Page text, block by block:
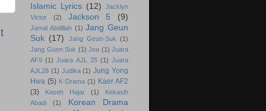
Islamic Lyrics (12)
Jacklyn
Victor
(2) Jackson 5 (9)
Jamal Abdillah (1) Jang Geun
Suk (17) Jang Geun-Suk (1)
Jang Guen Suk (1) Jea (1) Juara
AF9 (1) Juara AJL 25 (1) Juara
AJL28 (1) Judika (1) Jung Yong
Hwa (5) K-Drama (1) Kaer AF2
(3)
Kaseh Hajar (1)
Kekasih
Abadi
(1)
Korean Drama